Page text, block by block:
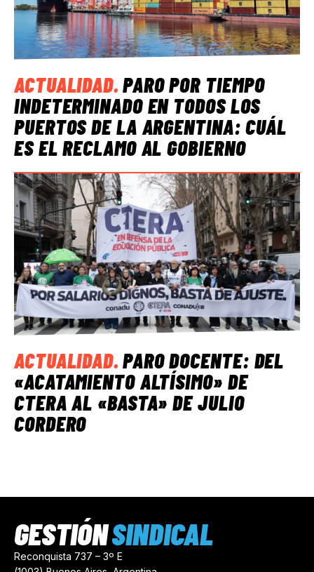
ACTUALIDAD.PARO POR TIEMPO
INDETERMINADO EN TODOS LOS
PUERTOS DE LA ARGENTINA: CUÁL
ES EL RECLAMO AL GOBIERNO
ACTUALIDAD.PARO DOCENTE: DEL
«ACATAMIENTO ALTÍSIMO» DE
CTERA AL «BASTA» DE JULIO
CORDERO
Reconquista 737 – 3º E
GESTIÓNSINDICAL